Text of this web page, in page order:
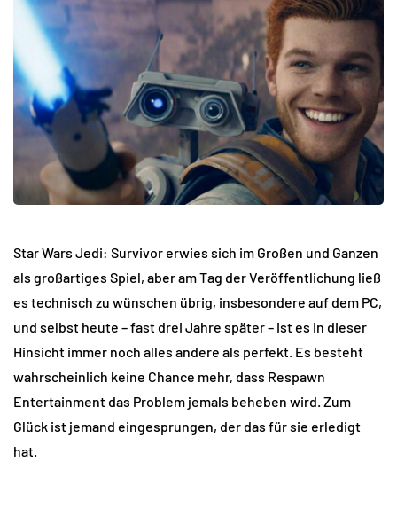
Star Wars Jedi: Survivor erwies sich im Großen und Ganzen
als großartiges Spiel, aber am Tag der Veröffentlichung ließ
es technisch zu wünschen übrig, insbesondere auf dem PC,
und selbst heute – fast drei Jahre später – ist es in dieser
Hinsicht immer noch alles andere als perfekt. Es besteht
wahrscheinlich keine Chance mehr, dass Respawn
Entertainment das Problem jemals beheben wird. Zum
Glück ist jemand eingesprungen, der das für sie erledigt
hat.